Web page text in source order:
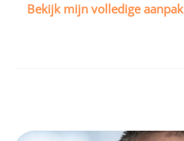
Bekijk mijn volledige aanpak